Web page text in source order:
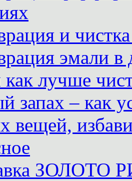
и
эмали
лучше
запах – как
вещей,
ЗОЛОТО